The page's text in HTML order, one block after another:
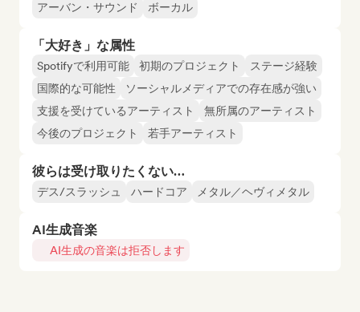
アーバン・サウンド
ボーカル
「大好き」な属性
Spotifyで利用可能 初期のプロジェクト
ステージ経験
国際的な可能性
ソーシャルメディアでの存在感が強い
支援を受けているアーティスト
無所属のアーティスト
今後のプロジェクト
若手アーティスト
彼らは受け取りたくない…
デス/スラッシュ ハードコア メタル／ヘヴィメタル
AI生成音楽
AI生成の音楽は拒否します